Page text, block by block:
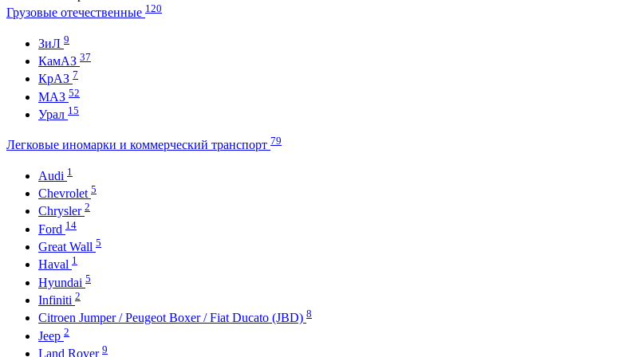
Грузовые отечественные 120
ЗиЛ 9
КамАЗ 37
КрАЗ 7
МАЗ 52
Урал 15
Легковые иномарки и коммерческий транспорт 79
Audi 1
Chevrolet 5
Chrysler 2
Ford 14
Great Wall 5
Haval 1
Hyundai 5
Infiniti 2
Citroen Jumper / Peugeot Boxer / Fiat Ducato (JBD) 8
Jeep 2
Land Rover 9